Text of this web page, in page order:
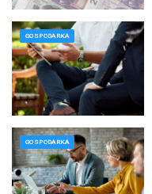
GOSPODARKA
GOSPODARKA